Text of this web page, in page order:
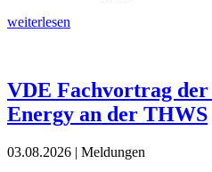
weiterlesen
VDE Fachvortrag
Energy an der THWS
03.08.2026 | Meldungen